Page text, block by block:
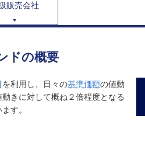
販売会社
ドの概要
を利用し、日々の基準価額の値動
きに対して概ね２倍程度となる
す。